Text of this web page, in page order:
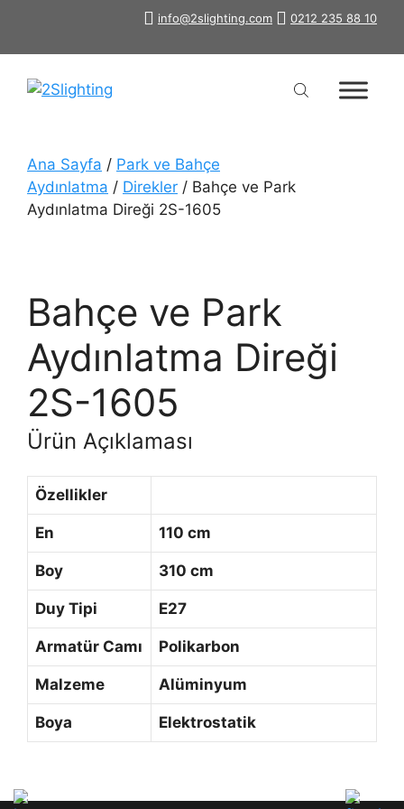
info@2slighting.com 0212 235 88 10
Ana Sayfa / Park ve Bahçe
Aydınlatma / Direkler / Bahçe ve Park
Aydınlatma Direği 2S-1605
Bahçe ve Park
Aydınlatma Direği
2S-1605
Ürün Açıklaması
Özellikler
En 110 cm
Boy 310 cm
Duy Tipi E27
Armatür Camı Polikarbon
Malzeme Alüminyum
Boya Elektrostatik